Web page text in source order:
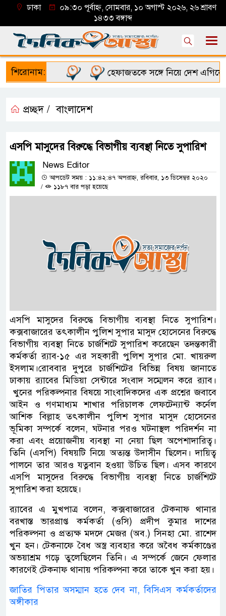
ঢাকা
০৯:৩০ পূর্বাহ্ন, সোমবার, ১০ অগাস্ট ২০২৬, ২৬ শ্রাবণ
১৪৩৩ বঙ্গাব্দ
শিরোনাম: হেফাজতকে সঙ্গে নিয়ে দেশ এগিয়ে নেব:
প্রচ্ছদ / বাংলাদেশ
এসপি মাসুদের বিরুদ্ধে বিভাগীয় ব্যবস্থা নিতে সুপারিশ
News Editor
আপডেট সময় : ১১:৪২:৪৭ অপরাহ্ন, রবিবার, ১৩ ডিসেম্বর ২০২০
/
১১৮৭ বার পড়া হয়েছে
এসপি মাসুদের বিরুদ্ধে বিভাগীয় ব্যবস্থা নিতে সুপারিশ।
কক্সবাজারের তৎকালীন পুলিশ সুপার মাসুদ হোসেনের বিরুদ্ধে
বিভাগীয় ব্যবস্থা নিতে চার্জশিটে সুপারিশ করেছেন তদন্তকারী
কর্মকর্তা র‌্যাব-১৫ এর সহকারী পুলিশ সুপার মো. খায়রুল
ইসলাম।রোববার দুপুরে চার্জশিটের বিভিন্ন বিষয় জানাতে
ঢাকায় র‌্যাবের মিডিয়া সেন্টারে সংবাদ সম্মেলন করে র‌্যাব।
খুনের পরিকল্পনার বিষয়ে সাংবাদিকদের এক প্রশ্নের জবাবে
আইন ও গণমাধ্যম শাখার পরিচালক লেফটেন্যান্ট কর্নেল
আশিক বিল্লাহ তৎকালীন পুলিশ সুপার মাসুদ হোসেনের
ভূমিকা সম্পর্কে বলেন, ঘটনার পরও ঘটনাস্থল পরিদর্শন না
করা এবং প্রয়োজনীয় ব্যবস্থা না নেয়া ছিল অপেশাদারিত্ব।
তিনি (এসপি) বিষয়টি নিয়ে অত্যন্ত উদাসীন ছিলেন। দায়িত্ব
পালনে তার আরও যত্নবান হওয়া উচিত ছিল। এসব কারণে
এসপি মাসুদের বিরুদ্ধে বিভাগীয় ব্যবস্থা নিতে চার্জশিটে
সুপারিশ করা হয়েছে।
র‌্যাবের এ মুখপাত্র বলেন, কক্সবাজারের টেকনাফ থানার
বরখাস্ত ভারপ্রাপ্ত কর্মকর্তা (ওসি) প্রদীপ কুমার দাশের
পরিকল্পনা ও প্রত্যক্ষ মদদে মেজর (অব.) সিনহা মো. রাশেদ
খুন হন। টেকনাফে বৈধ অস্ত্র ব্যবহার করে অবৈধ কর্মকাণ্ডের
অভয়াশ্রম গড়ে তুলেছিলেন তিনি। এ সম্পর্কে জেনে ফেলার
কারণেই টেকনাফ থানায় পরিকল্পনা করে তাকে খুন করা হয়।
জাতির পিতার অসম্মান হতে দেব না, বিসিএস কর্মকর্তাদের
অঙ্গীকার